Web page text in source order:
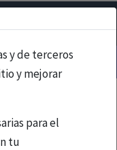
y de terceros
y mejorar
para el
tu